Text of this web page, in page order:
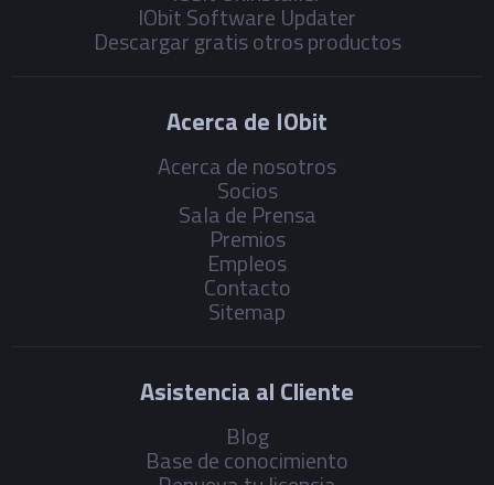
IObit Software Updater
Descargar gratis otros productos
Acerca de IObit
Acerca de nosotros
Socios
Sala de Prensa
Premios
Empleos
Contacto
Sitemap
Asistencia al Cliente
Blog
Base de conocimiento